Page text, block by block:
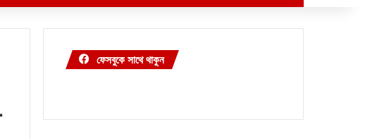
খুঁজুন
ফেসবুকে সাথে থাকুন